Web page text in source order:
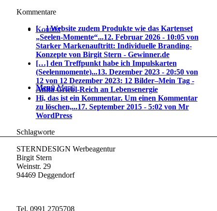
Kontakt
Menü Menü
Kommentare
[…] Website zudem Produkte wie das Kartenset
„Seelen-Momente“...12. Februar 2026 - 10:05 von
Starker Markenauftritt: Individuelle Branding-
Konzepte von Birgit Stern - Gewinner.de
[…] den Treffpunkt habe ich Impulskarten
(Seelenmomente)...13. Dezember 2023 - 20:50 von
12 von 12 Dezember 2023: 12 Bilder–Mein Tag -
Anita Griebl-Reich an Lebensenergie
Hi, das ist ein Kommentar. Um einen Kommentar
zu löschen,...17. September 2015 - 5:02 von Mr
WordPress
Schlagworte
STERNDESIGN Werbeagentur
Birgit Stern
Weinstr. 29
94469 Deggendorf
Tel. 0991 2705708